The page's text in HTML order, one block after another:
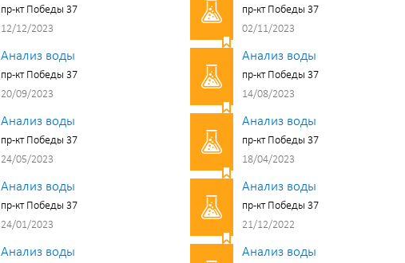
пр-кт Победы 37
12/12/2023
пр-кт Победы 37
02/11/2023
Анализ воды
пр-кт Победы 37
20/09/2023
Анализ воды
пр-кт Победы 37
14/08/2023
Анализ воды
пр-кт Победы 37
24/05/2023
Анализ воды
пр-кт Победы 37
18/04/2023
Анализ воды
пр-кт Победы 37
24/01/2023
Анализ воды
пр-кт Победы 37
21/12/2022
Анализ воды Анализ воды